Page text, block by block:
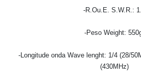
-R.Ou.E. S.W.R.:
-Peso Weight:
-Longitude onda Wave lenght: 1/4 (28/
(430MHz)